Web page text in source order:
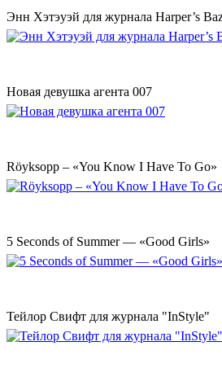
Энн Хэтэуэй для журнала Harper’s
Новая девушка агента 007
Röyksopp – «You Know I Have To Go»
5 Seconds of Summer — «Good Girls»
Тейлор Свифт для журнала "InStyle"